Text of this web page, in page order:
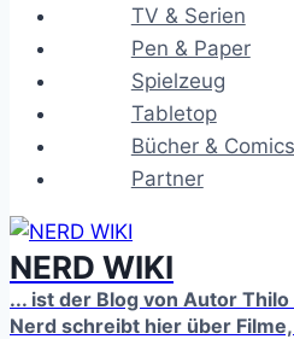
TV & Serien
Pen & Paper
Spielzeug
Tabletop
Bücher & Comics
Partner
NERD WIKI
... ist der Blog von Autor
Nerd schreibt hier über